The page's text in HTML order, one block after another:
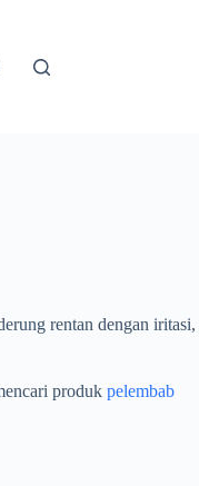
rentan dengan iritasi,
produk pelembab